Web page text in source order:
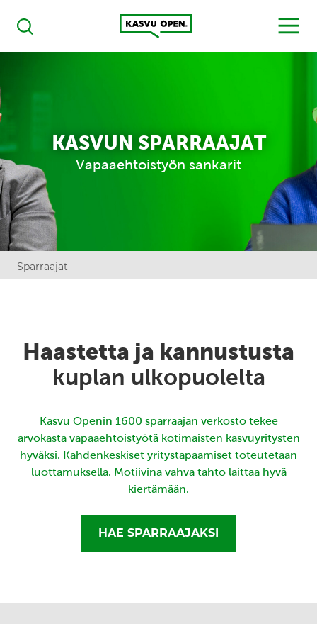
Haku
Kasvu Open
MENU
KASVUN SPARRAAJAT
Vapaaehtoistyön sankarit
Sparraajat
Haastetta ja kannustusta
kuplan ulkopuolelta
Kasvu Openin 1600 sparraajan verkosto tekee
arvokasta vapaaehtoistyötä kotimaisten kasvuyritysten
hyväksi. Kahdenkeskiset yritystapaamiset toteutetaan
luottamuksella. Motiivina vahva tahto laittaa hyvä
kiertämään.
HAE SPARRAAJAKSI